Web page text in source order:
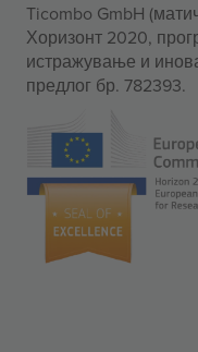
Ticombo GmbH
Хоризонт 2020,
истражување и
предлог бр. 782393.